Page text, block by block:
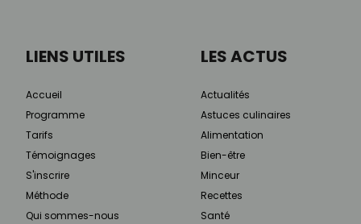
LIENS UTILES
Accueil
Programme
Tarifs
Témoignages
S'inscrire
Méthode
Qui sommes-nous
LES ACTUS
Actualités
Astuces culinaires
Alimentation
Bien-être
Minceur
Recettes
Santé